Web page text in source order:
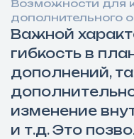
Возможности для
дополнительного
Важной
гибкость в
дополнений,
изменение
и т.д. Это